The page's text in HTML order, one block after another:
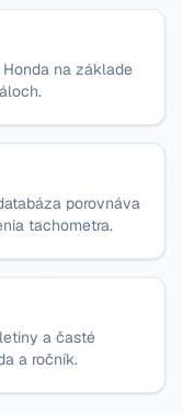
na základe
porovnáva
tachometra.
a časté
a ročník.